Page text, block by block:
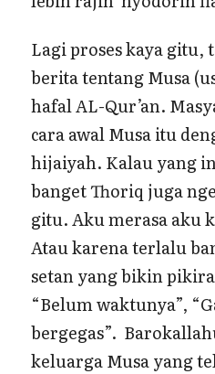
Lagi proses kaya gitu,
berita tentang Musa
hafal AL-Qur’an.
cara awal Musa itu
hijaiyah. Kalau yang
banget Thoriq juga
gitu. Aku merasa aku
Atau karena terlalu
setan yang bikin
“Belum waktunya”,
bergegas”.
keluarga Musa yang